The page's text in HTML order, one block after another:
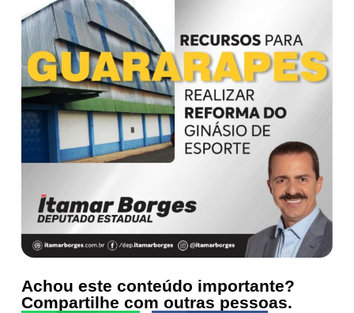
Achou este conteúdo importante?
Compartilhe com outras pessoas.